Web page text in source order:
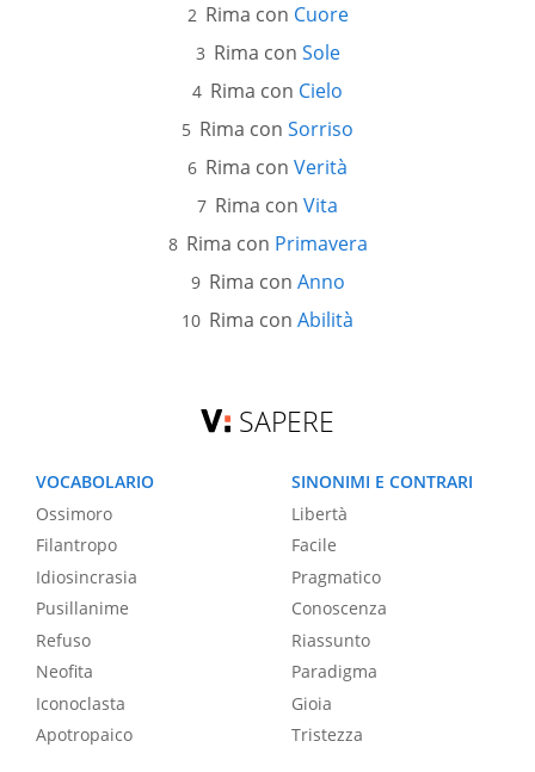
Rima con Cuore
Rima con Sole
Rima con Cielo
Rima con Sorriso
Rima con Verità
Rima con Vita
Rima con Primavera
Rima con Anno
Rima con Abilità
SAPERE
VOCABOLARIO
Ossimoro
Filantropo
Idiosincrasia
Pusillanime
Refuso
Neofita
Iconoclasta
Apotropaico
SINONIMI E CONTRARI
Libertà
Facile
Pragmatico
Conoscenza
Riassunto
Paradigma
Gioia
Tristezza